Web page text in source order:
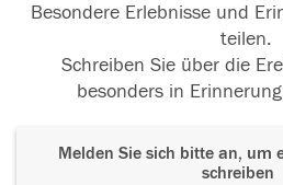
Besondere Erlebnisse und
teilen.
Schreiben Sie über die
besonders in
Melden Sie sich bitte an, um
schreiben